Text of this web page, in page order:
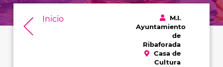
Inicio
M.I.
Ayuntamiento
de
Ribaforada
Casa de
Cultura